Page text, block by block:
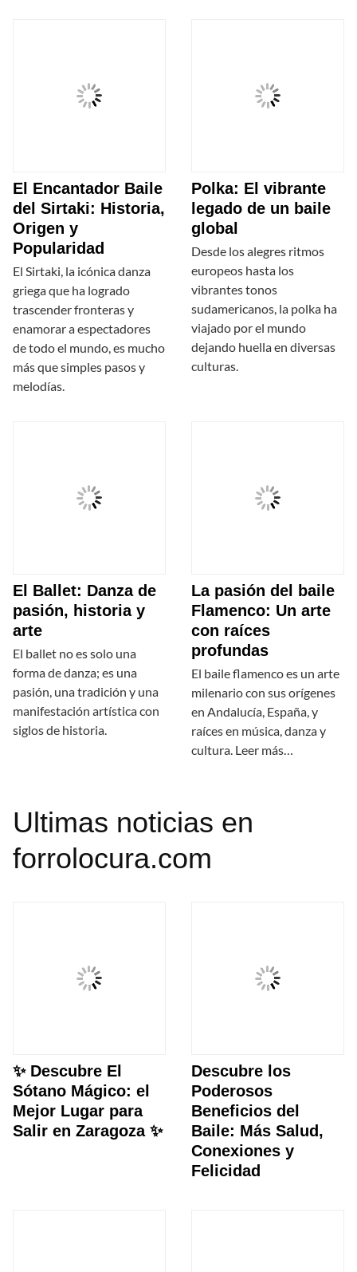
El Encantador Baile
del Sirtaki: Historia,
Origen y
Popularidad
El Sirtaki, la icónica danza
griega que ha logrado
trascender fronteras y
enamorar a espectadores
de todo el mundo, es mucho
más que simples pasos y
melodías.
Polka: El vibrante
legado de un baile
global
Desde los alegres ritmos
europeos hasta los
vibrantes tonos
sudamericanos, la polka ha
viajado por el mundo
dejando huella en diversas
culturas.
El Ballet: Danza de
pasión, historia y
arte
El ballet no es solo una
forma de danza; es una
pasión, una tradición y una
manifestación artística con
siglos de historia.
La pasión del baile
Flamenco: Un arte
con raíces
profundas
El baile flamenco es un arte
milenario con sus orígenes
en Andalucía, España, y
raíces en música, danza y
cultura. Leer más…
Ultimas noticias en
forrolocura.com
✨ Descubre El
Sótano Mágico: el
Mejor Lugar para
Salir en Zaragoza ✨
Descubre los
Poderosos
Beneficios del
Baile: Más Salud,
Conexiones y
Felicidad